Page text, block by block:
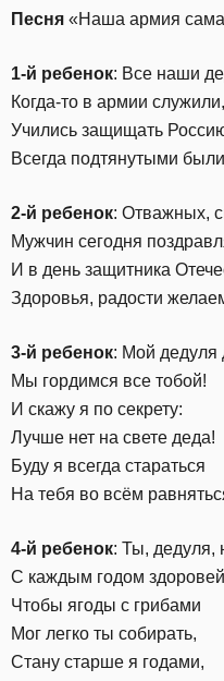
Песня «Наша армия
1-й ребенок: Все наши
Когда-то в армии служили,
Учились защищать
Всегда подтянутыми
2-й ребенок: Отважных,
Мужчин сегодня
И в день защитника
Здоровья, радости
3-й ребенок: Мой дедуля
Мы гордимся все тобой!
И скажу я по секрету:
Лучше нет на свете деда!
Буду я всегда стараться
На тебя во всём
4-й ребенок: Ты, дедуля,
С каждым годом
Чтобы ягоды с грибами
Мог легко ты собирать,
Стану старше я годами,